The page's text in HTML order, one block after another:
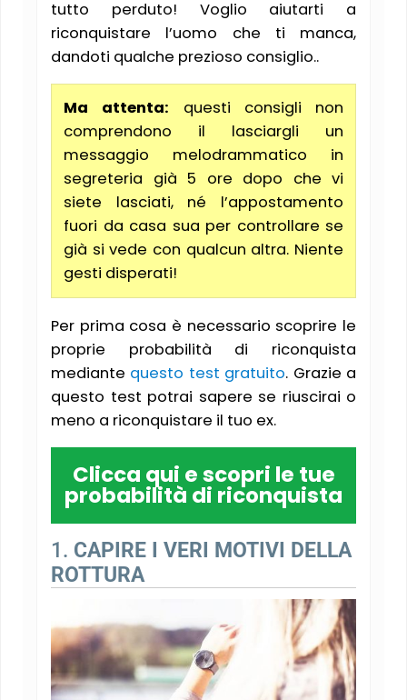
tutto perduto! Voglio aiutarti a
riconquistare l’uomo che ti manca,
dandoti qualche prezioso consiglio..
Ma attenta: questi consigli non
comprendono il lasciargli un
messaggio melodrammatico in
segreteria già 5 ore dopo che vi
siete lasciati, né l’appostamento
fuori da casa sua per controllare se
già si vede con qualcun altra. Niente
gesti disperati!
Per prima cosa è necessario scoprire le
proprie probabilità di riconquista
mediante questo test gratuito. Grazie a
questo test potrai sapere se riuscirai o
meno a riconquistare il tuo ex.
Clicca qui e scopri le tue
probabilità di riconquista
1. CAPIRE I VERI MOTIVI DELLA
ROTTURA